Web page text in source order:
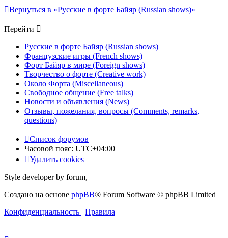
Вернуться в «Русские в форте Байяр (Russian shows)»
Перейти
Русские в форте Байяр (Russian shows)
Французские игры (French shows)
Форт Байяр в мире (Foreign shows)
Творчество о форте (Creative work)
Около Форта (Miscellaneous)
Свободное общение (Free talks)
Новости и объявления (News)
Отзывы, пожелания, вопросы (Comments, remarks,
questions)
Список форумов
Часовой пояс: UTC+04:00
Удалить cookies
Style developer by forum,
Создано на основе phpBB® Forum Software © phpBB Limited
Конфиденциальность | Правила